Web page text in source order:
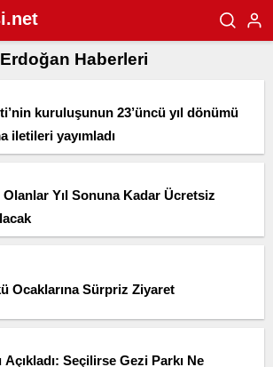
Haberleri
kuruluşunun 23’üncü yıl dönümü
iletileri yayımladı
Yıl Sonuna Kadar Ücretsiz
Ocaklarına Sürpriz Ziyaret
Seçilirse Gezi Parkı Ne